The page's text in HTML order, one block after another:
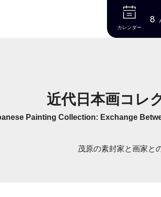
本文へ
カレンダー
8
近代日本画コレ
Painting Collection: Exchange
茂原の素封家と画家と